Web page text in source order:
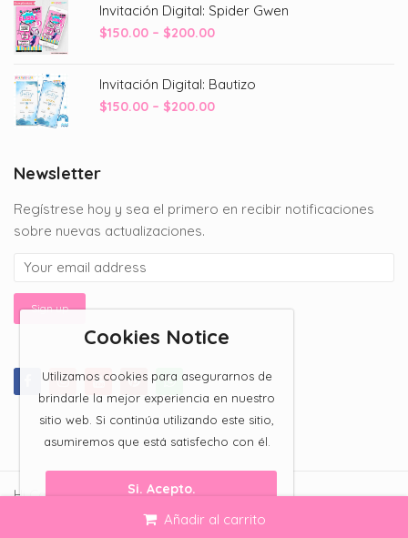
Añadir al carrito
Invitación Digital: Spider Gwen
$150.00 – $200.00Price
through
$200.00
Invitación Digital: Bautizo
$150.00 – $200.00Price
Newsletter
Regístrese hoy y sea el primero en recibir notificaciones
sobre nuevas actualizaciones.
Hi Candy Bar 2023 All Rights Reserved.
Cookies Notice
Utilizamos cookies para asegurarnos de
brindarle la mejor experiencia en nuestro
sitio web. Si continúa utilizando este sitio,
asumiremos que está satisfecho con él.
Si. Acepto.